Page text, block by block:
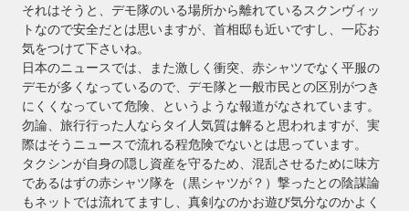
それはそうと、デモ隊のいる場所から離れているスクンヴィッ
トなので安全だとは思いますが、首相邸も近いですし、一応お
気をつけて下さいね。
日本のニュースでは、また激しく衝突、赤シャツでなく平服の
デモが多くなっているので、デモ隊と一般市民との区別がつき
にくくなっていて危険、というような報道がなされています。
勿論、旅行行った人ならタイ人気質は解ると思われますが、実
際はそうニュースで流れる程危険でないとは思っています。
タクシンが自身の隠し資産を守るため、混乱させるために味方
であるはずの赤シャツ隊を（黒シャツが？）撃ったとの陰謀論
もネットでは流れてますし、真剣なのかお遊び気分なのかよく